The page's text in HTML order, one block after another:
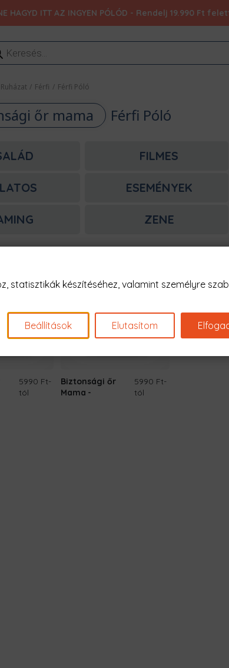
HAGYD ITT AZ INGYEN PÓLÓD - Rendelj 19.990 Ft
Ruházat / Férfi / Férfi Póló
őr mama Férfi Póló
FILMES
ESEMÉNYEK
ZENE
5990 Ft-
tól
Biztonsági őr
Mama
5990 Ft-
tól
statisztikák készítéséhez, valamint személyre
Beállítások Elutasítom